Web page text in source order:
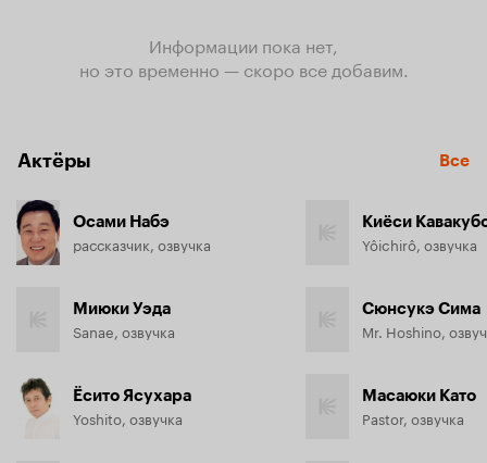
Информации пока нет,
но это временно — скоро все добавим.
Актёры Все
Осами Набэ
рассказчик, озвучка
Миюки Уэда
Sanae, озвучка
Ёсито Ясухара
Yoshito, озвучка
Киёси
Yôichirô, озвучка
Сюнсукэ Сима
Mr. Hoshino,
Масаюки Като
Pastor, озвучка